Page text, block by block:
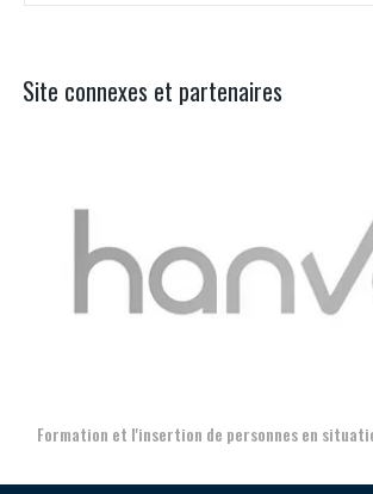
Site connexes et partenaires
Formation et l'insertion de personnes en